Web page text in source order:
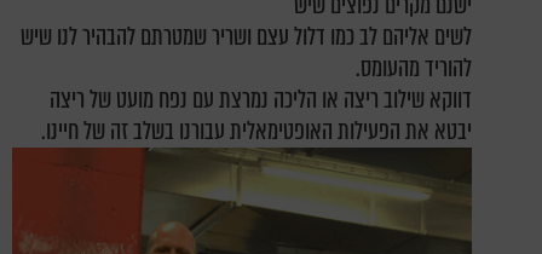
לשים אליהם לב כמו דלול עצם ושריר שמטרתם להבהיר לנו שיש
להוריד מהעומס.
דווקא שילוב ריצה או הליכה נמרצת עם נפח מועט של ריצה
יבטא את הפעילות האופטימאלית עבורנו בשלב זה של חיינו.